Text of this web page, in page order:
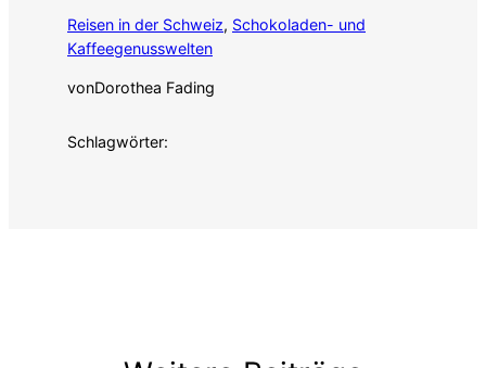
Reisen in der Schweiz, Schokoladen- und
Kaffeegenusswelten
vonDorothea Fading
Schlagwörter: